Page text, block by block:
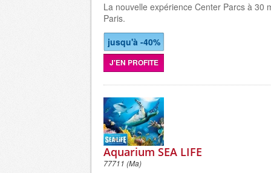
La nouvelle expérience Center Parcs à 30
Paris.
jusqu'à -40%
J'EN PROFITE
Aquarium SEA LIFE
77711 (Ma)